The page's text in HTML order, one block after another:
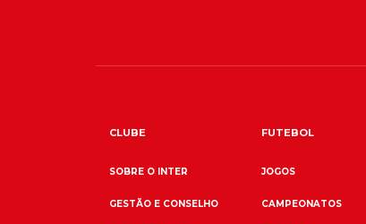
CLUBE
SOBRE O INTER
GESTÃO E CONSELHO
FUTEBOL
JOGOS
CAMPEONATOS